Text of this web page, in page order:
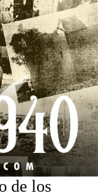
de los